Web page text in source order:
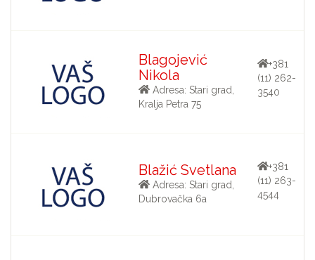
Blagojević
Nikola
Adresa: Stari grad,
Kralja Petra 75
+381
(11) 262-
3540
Blažić Svetlana
Adresa: Stari grad,
Dubrovačka 6a
+381
(11) 263-
4544